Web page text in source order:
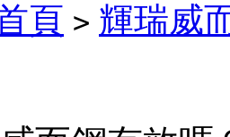
頁 > 輝瑞威